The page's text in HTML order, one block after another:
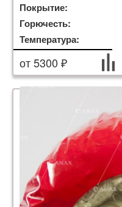
Покрытие:
Горючесть:
Температура:
от 5300 ₽